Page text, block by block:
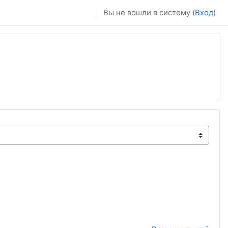
Вы не вошли в систему (Вход)